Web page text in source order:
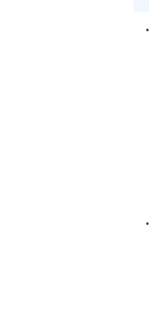
·
·